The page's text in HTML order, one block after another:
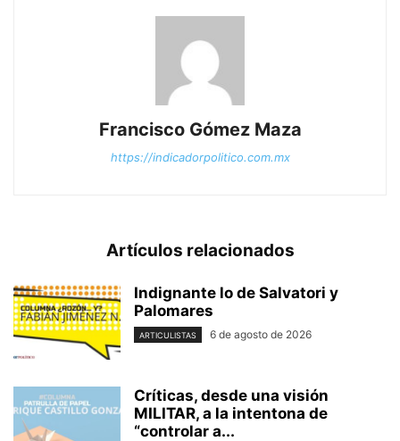
Francisco Gómez Maza
https://indicadorpolitico.com.mx
Artículos relacionados
Indignante lo de Salvatori y
Palomares
ARTICULISTAS 6 de agosto de 2026
Críticas, desde una visión
MILITAR, a la intentona de
“controlar a...